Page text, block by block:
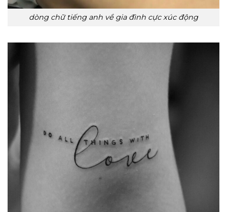
dòng chữ tiếng anh về gia đình cực xúc động